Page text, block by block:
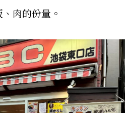
肉的份量。